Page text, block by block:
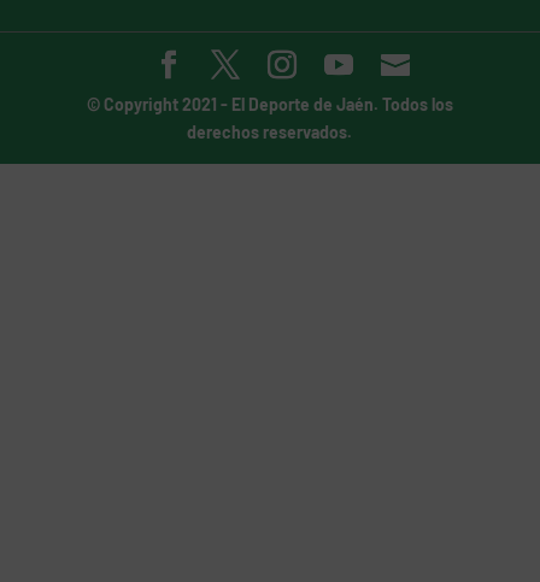
© Copyright 2021 - El Deporte de Jaén. Todos los
derechos reservados.